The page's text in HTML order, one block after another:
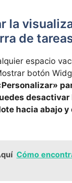
la
de
espacio
botón
⁤hacia⁢ abajo⁣
Cómo